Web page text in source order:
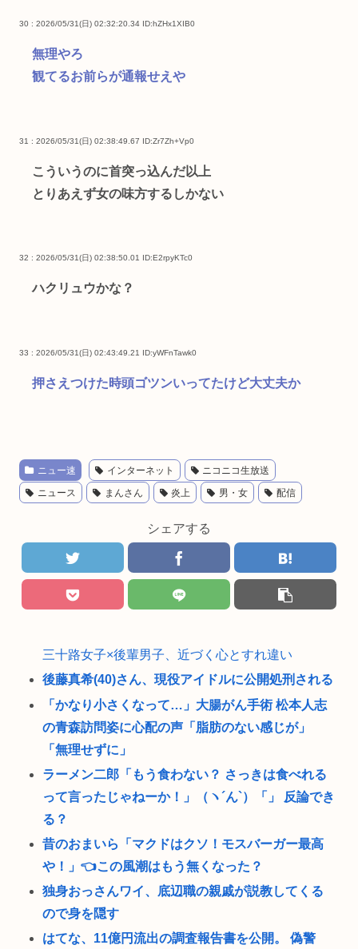
30 : 2026/05/31(日) 02:32:20.34 ID:hZHx1XIB0
無理やろ
観てるお前らが通報せえや
31 : 2026/05/31(日) 02:38:49.67 ID:Zr7Zh+Vp0
こういうのに首突っ込んだ以上
とりあえず女の味方するしかない
32 : 2026/05/31(日) 02:38:50.01 ID:E2rpyKTc0
ハクリュウかな？
33 : 2026/05/31(日) 02:43:49.21 ID:yWFnTawk0
押さえつけた時頭ゴツンいってたけど大丈夫か
ニュー速 インターネット ニコニコ生放送
ニュース まんさん 炎上 男・女 配信
シェアする
三十路女子×後輩男子、近づく心とすれ違い
後藤真希(40)さん、現役アイドルに公開処刑される
「かなり小さくなって…」大腸がん手術 松本人志
の青森訪問姿に心配の声「脂肪のない感じが」
「無理せずに」
ラーメン二郎「もう食わない？ さっきは食べれる
って言ったじゃねーか！」（ヽ´ん`）「」 反論でき
る？
昔のおまいら「マクドはクソ！モスバーガー最高
や！」👈この風潮はもう無くなった？
独身おっさんワイ、底辺職の親戚が説教してくる
ので身を隠す
はてな、11億円流出の調査報告書を公開。 偽警